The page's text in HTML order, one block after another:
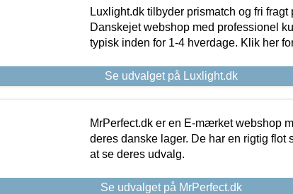
Luxlight.dk tilbyder prismatch og fri fragt
Danskejet webshop med professionel
typisk inden for 1-4 hverdage. Klik her
Se udvalget på Luxlight.dk
MrPerfect.dk er en E-mærket webshop
deres danske lager. De har en rigtig flot
at se deres udvalg.
Se udvalget på MrPerfect.dk